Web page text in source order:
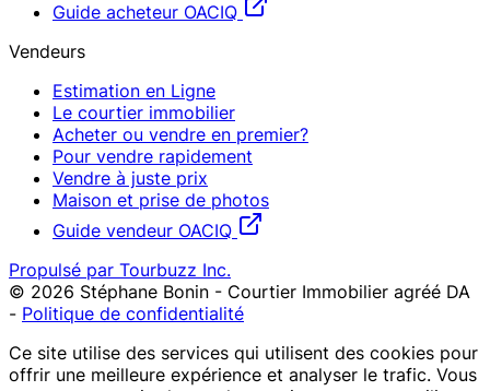
Guide acheteur OACIQ
Vendeurs
Estimation en Ligne
Le courtier immobilier
Acheter ou vendre en premier?
Pour vendre rapidement
Vendre à juste prix
Maison et prise de photos
Guide vendeur OACIQ
Propulsé par Tourbuzz Inc.
© 2026 Stéphane Bonin - Courtier Immobilier agréé DA
- Politique de confidentialité
Ce site utilise des services qui utilisent des cookies pour
offrir une meilleure expérience et analyser le trafic. Vous